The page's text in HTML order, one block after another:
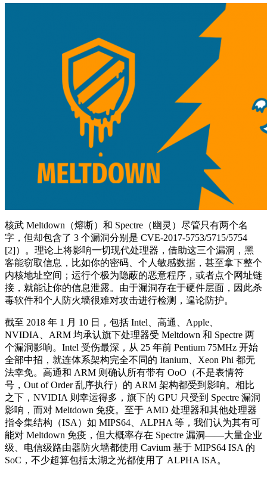
核武 Meltdown（熔断）和 Spectre（幽灵）尽管只有两个名
字，但却包含了 3 个漏洞分别是 CVE-2017-5753/5715/5754
[2]）。理论上将影响一切现代处理器，借助这三个漏洞，黑
客能窃取信息，比如你的密码、个人敏感数据，甚至拿下整个
内核地址空间；运行个极为隐蔽的恶意程序，或者点个网址链
接，就能让你的信息泄露。由于漏洞存在于硬件层面，因此杀
毒软件和个人防火墙很难对攻击进行检测，遑论防护。
截至 2018 年 1 月 10 日，包括 Intel、高通、Apple、
NVIDIA、ARM 均承认旗下处理器受 Meltdown 和 Spectre 两
个漏洞影响。Intel 受伤最深，从 25 年前 Pentium 75MHz 开始
全部中招，就连体系架构完全不同的 Itanium、Xeon Phi 都无
法幸免。高通和 ARM 则确认所有带有 OoO（不是表情符
号，Out of Order 乱序执行）的 ARM 架构都受到影响。相比
之下，NVIDIA 则幸运得多，旗下的 GPU 只受到 Spectre 漏洞
影响，而对 Meltdown 免疫。至于 AMD 处理器和其他处理器
指令集结构（ISA）如 MIPS64、ALPHA 等，我们认为其有可
能对 Meltdown 免疫，但大概率存在 Spectre 漏洞——大量企业
级、电信级路由器防火墙都使用 Cavium 基于 MIPS64 ISA 的
SoC，不少超算包括太湖之光都使用了 ALPHA ISA。